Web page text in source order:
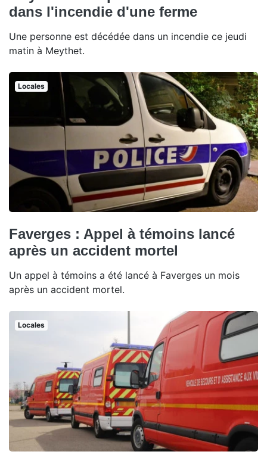
dans l'incendie d'une ferme
Une personne est décédée dans un incendie ce jeudi
matin à Meythet.
Locales
Faverges : Appel à témoins lancé
après un accident mortel
Un appel à témoins a été lancé à Faverges un mois
après un accident mortel.
Locales